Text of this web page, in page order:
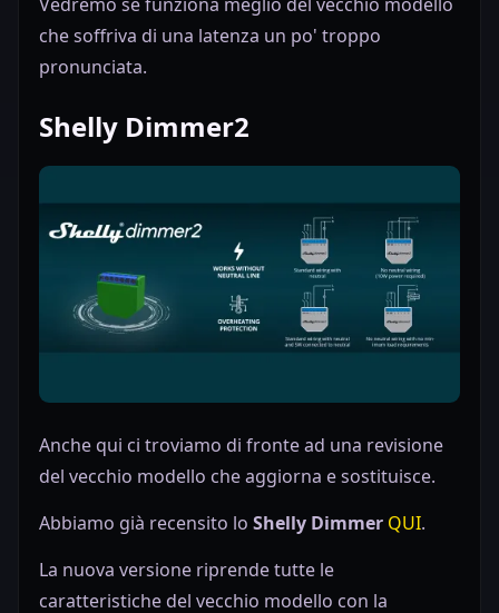
che soffriva di una latenza un po' troppo
pronunciata.
Shelly Dimmer2
Anche qui ci troviamo di fronte ad una revisione
del vecchio modello che aggiorna e sostituisce.
Abbiamo già recensito lo Shelly Dimmer QUI.
La nuova versione riprende tutte le
caratteristiche del vecchio modello con la